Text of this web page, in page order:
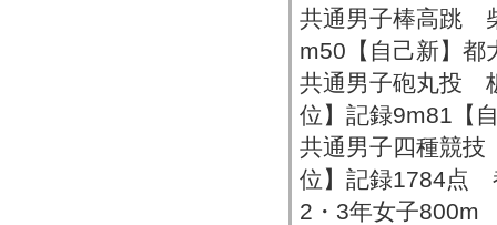
共通男子棒高跳
m50【自己新】都
共通男子砲丸投
位】記録9m81【
共通男子四種競
位】記録1784点
2・3年女子800m